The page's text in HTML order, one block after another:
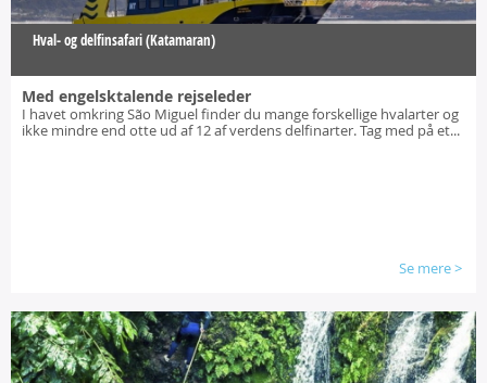
Hval- og delfinsafari (Katamaran)
Med engelsktalende rejseleder
I havet omkring São Miguel finder du mange forskellige hvalarter og
ikke mindre end otte ud af 12 af verdens delfinarter. Tag med på et...
Se mere>